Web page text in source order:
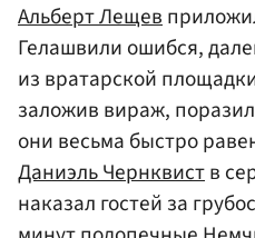
Альберт Лещев
Гелашвили ошибся,
из вратарской
заложив вираж,
они весьма быстро
Даниэль Чернквиств
наказал гостей за